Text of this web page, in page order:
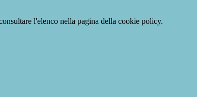
l'elenco nella pagina della cookie policy.